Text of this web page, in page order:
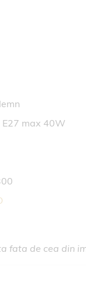
E27 max 40W
fata de cea din